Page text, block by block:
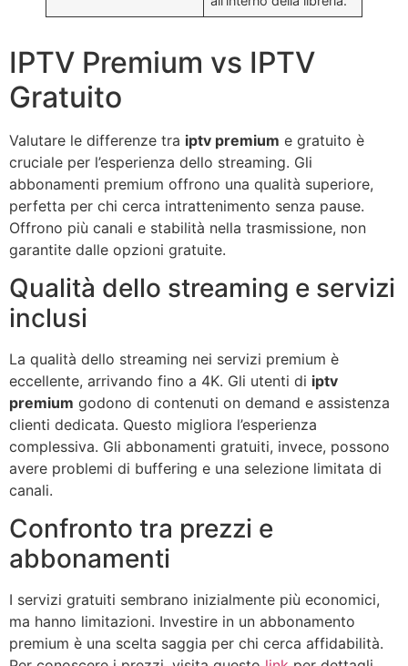
IPTV Premium vs IPTV
Gratuito
Valutare le differenze tra iptv premium e gratuito è
cruciale per l’esperienza dello streaming. Gli
abbonamenti premium offrono una qualità superiore,
perfetta per chi cerca intrattenimento senza pause.
Offrono più canali e stabilità nella trasmissione, non
garantite dalle opzioni gratuite.
Qualità dello streaming e servizi
inclusi
La qualità dello streaming nei servizi premium è
eccellente, arrivando fino a 4K. Gli utenti di iptv
premium godono di contenuti on demand e assistenza
clienti dedicata. Questo migliora l’esperienza
complessiva. Gli abbonamenti gratuiti, invece, possono
avere problemi di buffering e una selezione limitata di
canali.
Confronto tra prezzi e
abbonamenti
I servizi gratuiti sembrano inizialmente più economici,
ma hanno limitazioni. Investire in un abbonamento
premium è una scelta saggia per chi cerca affidabilità.